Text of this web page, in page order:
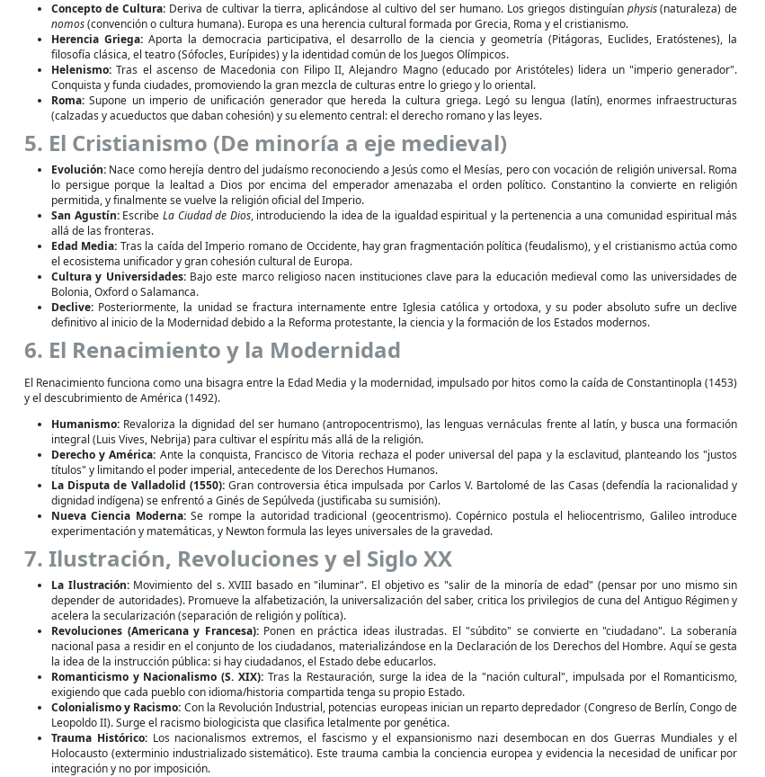
Concepto de Cultura:Deriva de cultivar la tierra, aplicándose al cultivo del ser humano. Los griegos distinguían physis(naturaleza) de
nomos(convención o cultura humana). Europa es una herencia cultural formada por Grecia, Roma y el cristianismo.
Herencia Griega:Aporta la democracia participativa, el desarrollo de la ciencia y geometría (Pitágoras, Euclides, Eratóstenes), la
filosofía clásica, el teatro (Sófocles, Eurípides) y la identidad común de los Juegos Olímpicos.
Helenismo: Tras el ascenso de Macedonia con Filipo II, Alejandro Magno (educado por Aristóteles) lidera un "imperio generador".
Conquista y funda ciudades, promoviendo la gran mezcla de culturas entre lo griego y lo oriental.
Roma: Supone un imperio de unificación generador que hereda la cultura griega. Legó su lengua (latín), enormes infraestructuras
(calzadas y acueductos que daban cohesión) y su elemento central: el derecho romano y las leyes.
5. El Cristianismo (De minoría a eje medieval)
Evolución: Nace como herejía dentro del judaísmo reconociendo a Jesús como el Mesías, pero con vocación de religión universal. Roma
lo persigue porque la lealtad a Dios por encima del emperador amenazaba el orden político. Constantino la convierte en religión
permitida, y finalmente se vuelve la religión oficial del Imperio.
San Agustín:Escribe La Ciudad de Dios, introduciendo la idea de la igualdad espiritual y la pertenencia a una comunidad espiritual más
allá de las fronteras.
Edad Media: Tras la caída del Imperio romano de Occidente, hay gran fragmentación política (feudalismo), y el cristianismo actúa como
el ecosistema unificador y gran cohesión cultural de Europa.
Cultura y Universidades:Bajo este marco religioso nacen instituciones clave para la educación medieval como las universidades de
Bolonia, Oxford o Salamanca.
Declive: Posteriormente, la unidad se fractura internamente entre Iglesia católica y ortodoxa, y su poder absoluto sufre un declive
definitivo al inicio de la Modernidad debido a la Reforma protestante, la ciencia y la formación de los Estados modernos.
6. El Renacimiento y la Modernidad
El Renacimiento funciona como una bisagra entre la Edad Media y la modernidad, impulsado por hitos como la caída de Constantinopla (1453)
y el descubrimiento de América (1492).
Humanismo: Revaloriza la dignidad del ser humano (antropocentrismo), las lenguas vernáculas frente al latín, y busca una formación
integral (Luis Vives, Nebrija) para cultivar el espíritu más allá de la religión.
Derecho y América: Ante la conquista, Francisco de Vitoria rechaza el poder universal del papa y la esclavitud, planteando los "justos
títulos" y limitando el poder imperial, antecedente de los Derechos Humanos.
La Disputa de Valladolid (1550):Gran controversia ética impulsada por Carlos V. Bartolomé de las Casas (defendía la racionalidad y
dignidad indígena) se enfrentó a Ginés de Sepúlveda (justificaba su sumisión).
Nueva Ciencia Moderna:Se rompe la autoridad tradicional (geocentrismo). Copérnico postula el heliocentrismo, Galileo introduce
experimentación y matemáticas, y Newton formula las leyes universales de la gravedad.
7. Ilustración, Revoluciones y el Siglo XX
La Ilustración:Movimiento del s. XVIII basado en "iluminar". El objetivo es "salir de la minoría de edad" (pensar por uno mismo sin
depender de autoridades). Promueve la alfabetización, la universalización del saber, critica los privilegios de cuna del Antiguo Régimen y
acelera la secularización (separación de religión y política).
Revoluciones (Americana y Francesa):Ponen en práctica ideas ilustradas. El "súbdito" se convierte en "ciudadano". La soberanía
nacional pasa a residir en el conjunto de los ciudadanos, materializándose en la Declaración de los Derechos del Hombre. Aquí se gesta
la idea de la instrucción pública: si hay ciudadanos, el Estado debe educarlos.
Romanticismo y Nacionalismo (S. XIX):Tras la Restauración, surge la idea de la "nación cultural", impulsada por el Romanticismo,
exigiendo que cada pueblo con idioma/historia compartida tenga su propio Estado.
Colonialismo y Racismo: Con la Revolución Industrial, potencias europeas inician un reparto depredador (Congreso de Berlín, Congo de
Leopoldo II). Surge el racismo biologicista que clasifica letalmente por genética.
Trauma Histórico:Los nacionalismos extremos, el fascismo y el expansionismo nazi desembocan en dos Guerras Mundiales y el
Holocausto (exterminio industrializado sistemático). Este trauma cambia la conciencia europea y evidencia la necesidad de unificar por
integración y no por imposición.